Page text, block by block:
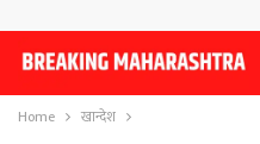
Home खान्देश